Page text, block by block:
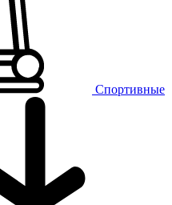
Спортивные